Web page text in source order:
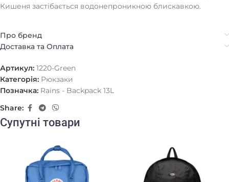
Кишеня застібається водонепроникною блискавкою.
Про бренд
Доставка та Оплата
Артикул: 1220-Green
Категорія: Рюкзаки
Позначка: Rains - Backpack 13L
Share:
Супутні товари